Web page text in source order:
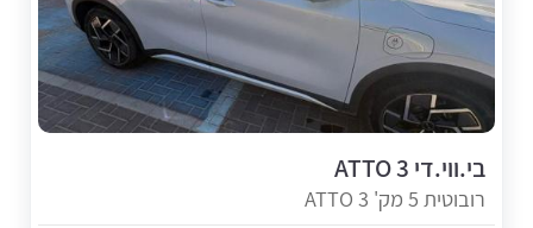
בי.ווי.די ATTO 3
רובוטית 5 מק' ATTO 3